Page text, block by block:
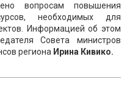
вопросам повышения
необходимых для
Информацией об этом
Совета министров
региона Ирина Кивико.